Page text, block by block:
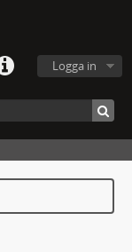
Logga in